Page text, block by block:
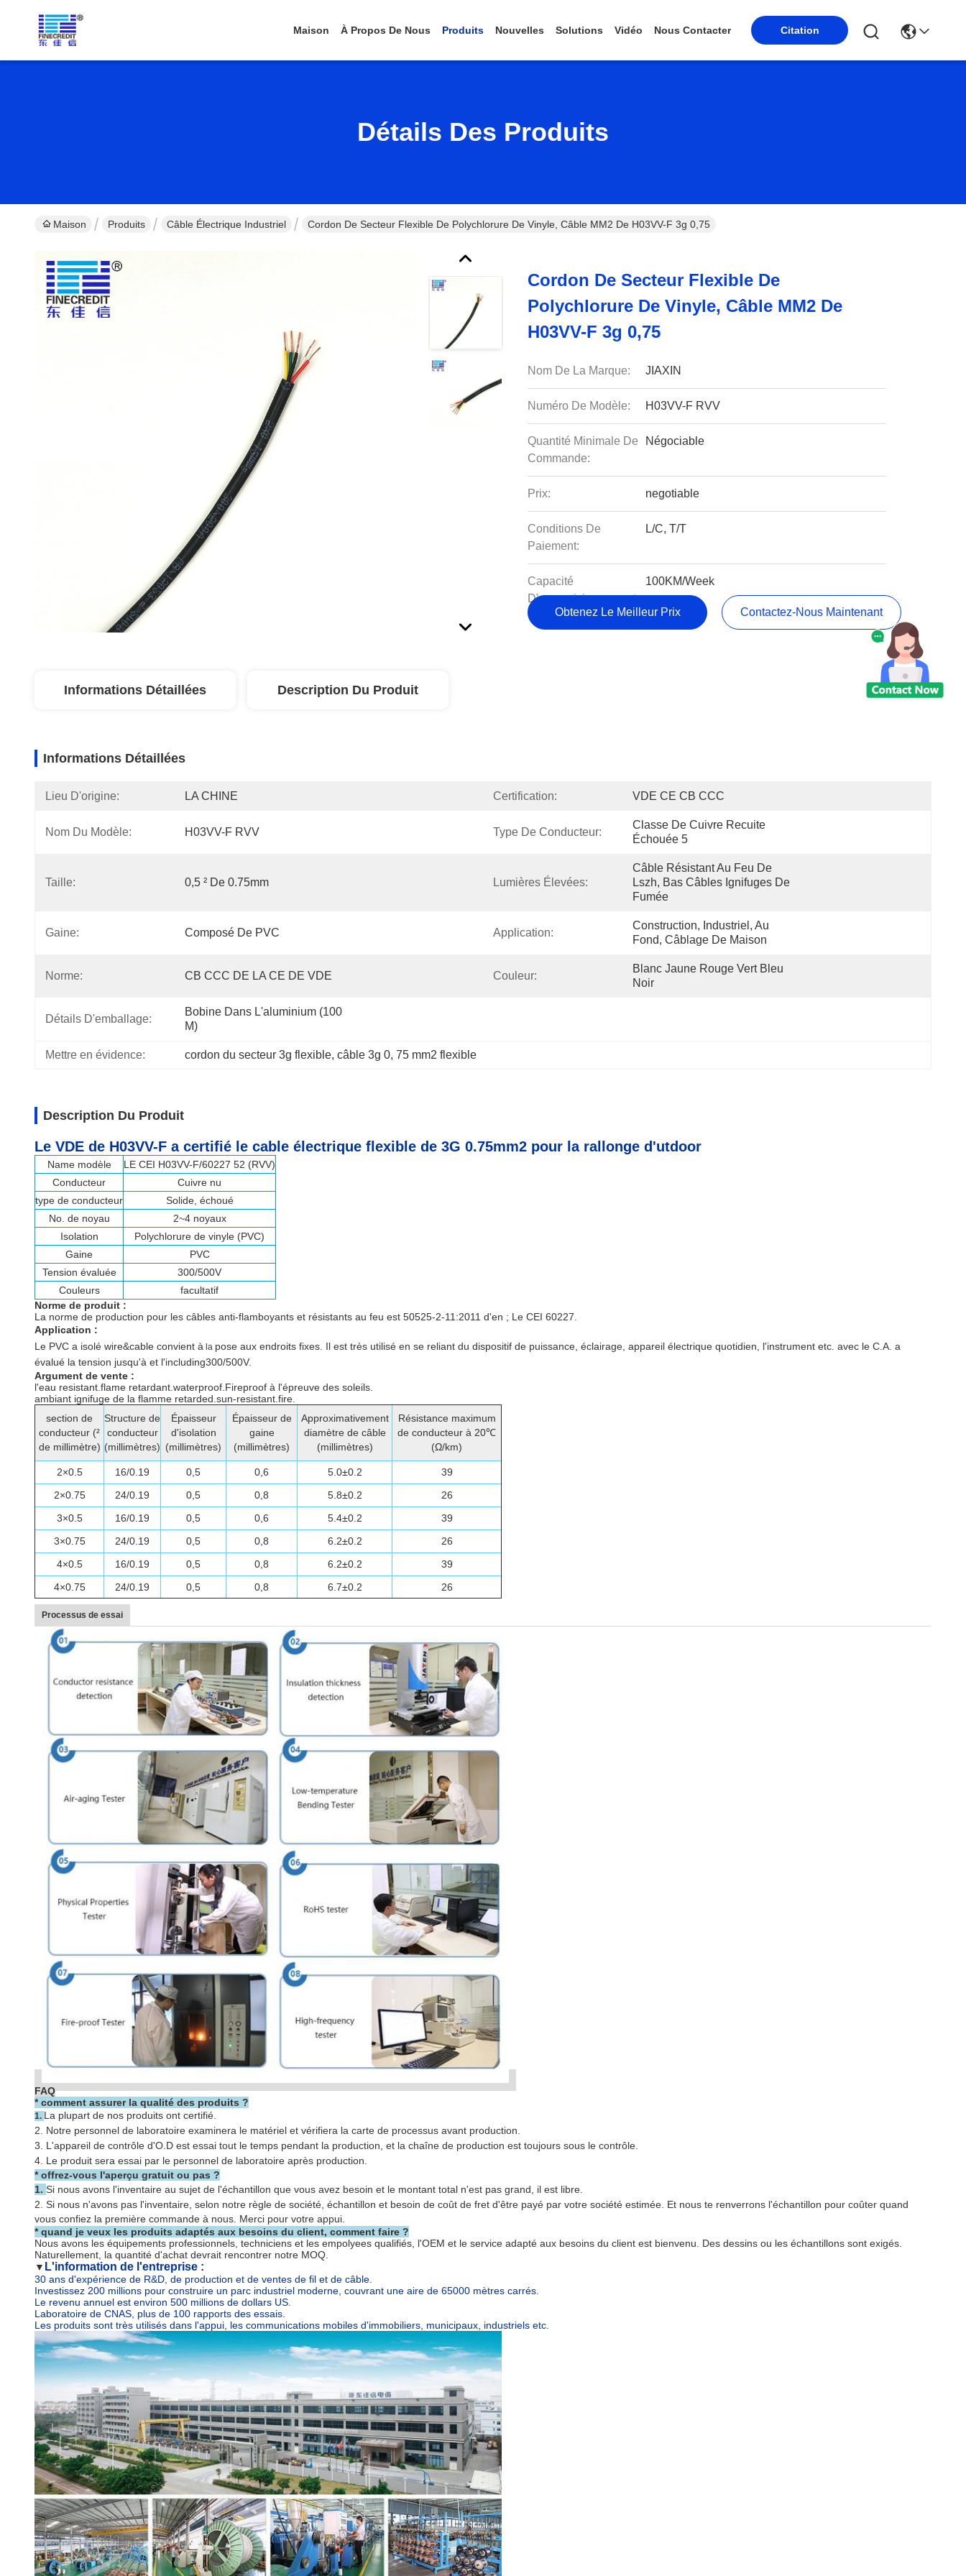
Maison À Propos De Nous Produits Nouvelles Solutions Vidéo Nous Contacter Citation
Détails Des Produits
Maison Produits Câble Électrique Industriel Cordon De Secteur Flexible De Polychlorure De Vinyle, Câble MM2 De H03VV-F 3g 0,75
Cordon De Secteur Flexible De
Polychlorure De Vinyle, Câble MM2 De
H03VV-F 3g 0,75
Nom De La Marque: JIAXIN
Numéro De Modèle: H03VV-F RVV
Quantité Minimale De
Commande:
Négociable
Prix: negotiable
Conditions De
Paiement:
L/C, T/T
Capacité
D'approvisionnement:
100KM/Week
Obtenez Le Meilleur Prix Contactez-Nous Maintenant
Informations Détaillées Description Du Produit
Informations Détaillées
Lieu D'origine: LA CHINE Certification: VDE CE CB CCC
Nom Du Modèle: H03VV-F RVV Type De Conducteur:
Classe De Cuivre Recuite
Échouée 5
Taille: 0,5 ² De 0.75mm Lumières Élevées:
Câble Résistant Au Feu De
Lszh, Bas Câbles Ignifuges De
Fumée
Gaine: Composé De PVC Application:
Construction, Industriel, Au
Fond, Câblage De Maison
Norme: CB CCC DE LA CE DE VDE Couleur:
Blanc Jaune Rouge Vert Bleu
Noir
Détails D'emballage:
Bobine Dans L'aluminium (100
M)
Mettre en évidence: cordon du secteur 3g flexible, câble 3g 0, 75 mm2 flexible
Description Du Produit
Le VDE de H03VV-F a certifié le cable électrique flexible de 3G 0.75mm2 pour la rallonge d'utdoor
Name modèle
LE CEI H03VV-F/60227 52 (RVV)
Conducteur
Cuivre nu
type de conducteur
Solide, échoué
No. de noyau
2~4 noyaux
Isolation
Polychlorure de vinyle (PVC)
Gaine
PVC
Tension évaluée
300/500V
Couleurs
facultatif
Norme de produit :
La norme de production pour les câbles anti-flamboyants et résistants au feu est 50525-2-11:2011 d'en ; Le CEI 60227.
Application :
Le PVC a isolé wire&cable convient à la pose aux endroits fixes. Il est très utilisé en se reliant du dispositif de puissance, éclairage, appareil électrique quotidien, l'instrument etc. avec le C.A. a
évalué la tension jusqu'à et l'including300/500V.
Argument de vente :
l'eau resistant.flame retardant.waterproof.Fireproof à l'épreuve des soleils.
ambiant ignifuge de la flamme retarded.sun-resistant.fire.
section de
conducteur (²
de millimètre)
Structure de
conducteur
(millimètres)
Épaisseur
d'isolation
(millimètres)
Épaisseur de
gaine
(millimètres)
Approximativement
diamètre de câble
(millimètres)
Résistance maximum
de conducteur à 20℃
(Ω/km)
2×0.5 16/0.19 0,5 0,6 5.0±0.2
39
2×0.75
24/0.19 0,5 0,8 5.8±0.2
26
3×0.5
16/0.19 0,5 0,6 5.4±0.2
39
3×0.75
24/0.19 0,5 0,8 6.2±0.2
26
4×0.5
16/0.19 0,5 0,8 6.2±0.2
39
4×0.75
24/0.19 0,5 0,8 6.7±0.2 26
Processus de essai
FAQ
* comment assurer la qualité des produits ?
1. La plupart de nos produits ont certifié.
2. Notre personnel de laboratoire examinera le matériel et vérifiera la carte de processus avant production.
3. L'appareil de contrôle d'O.D est essai tout le temps pendant la production, et la chaîne de production est toujours sous le contrôle.
4. Le produit sera essai par le personnel de laboratoire après production.
* offrez-vous l'aperçu gratuit ou pas ?
1. Si nous avons l'inventaire au sujet de l'échantillon que vous avez besoin et le montant total n'est pas grand, il est libre.
2. Si nous n'avons pas l'inventaire, selon notre règle de société, échantillon et besoin de coût de fret d'être payé par votre société estimée. Et nous te renverrons l'échantillon pour coûter quand
vous confiez la première commande à nous. Merci pour votre appui.
* quand je veux les produits adaptés aux besoins du client, comment faire ?
Nous avons les équipements professionnels, techniciens et les empolyees qualifiés, l'OEM et le service adapté aux besoins du client est bienvenu. Des dessins ou les échantillons sont exigés.
Naturellement, la quantité d'achat devrait rencontrer notre MOQ.
▼ L'information de l'entreprise :
30 ans d'expérience de R&D, de production et de ventes de fil et de câble.
Investissez 200 millions pour construire un parc industriel moderne, couvrant une aire de 65000 mètres carrés.
Le revenu annuel est environ 500 millions de dollars US.
Laboratoire de CNAS, plus de 100 rapports des essais.
Les produits sont très utilisés dans l'appui, les communications mobiles d'immobiliers, municipaux, industriels etc.